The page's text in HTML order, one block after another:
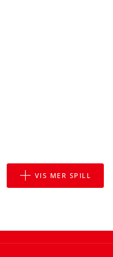
VIS MER SPILL